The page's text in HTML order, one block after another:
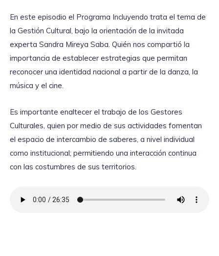
En este episodio el Programa Incluyendo trata el tema de
la Gestión Cultural, bajo la orientación de la invitada
experta Sandra Mireya Saba. Quién nos compartió la
importancia de establecer estrategias que permitan
reconocer una identidad nacional a partir de la danza, la
música y el cine.
Es importante enaltecer el trabajo de los Gestores
Culturales, quien por medio de sus actividades fomentan
el espacio de intercambio de saberes, a nivel individual
como institucional; permitiendo una interacción continua
con las costumbres de sus territorios.